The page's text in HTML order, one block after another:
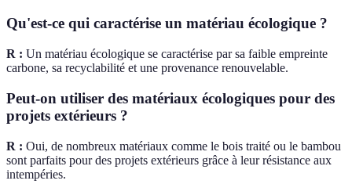
Qu'est-ce qui caractérise un matériau écologique ?
R : Un matériau écologique se caractérise par sa faible empreinte
carbone, sa recyclabilité et une provenance renouvelable.
Peut-on utiliser des matériaux écologiques pour des
projets extérieurs ?
R : Oui, de nombreux matériaux comme le bois traité ou le bambou
sont parfaits pour des projets extérieurs grâce à leur résistance aux
intempéries.